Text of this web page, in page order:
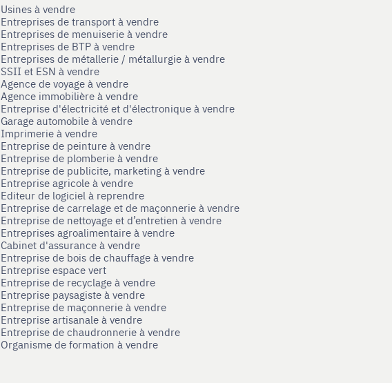
Usines à vendre
Entreprises de transport à vendre
Entreprises de menuiserie à vendre
Entreprises de BTP à vendre
Entreprises de métallerie / métallurgie à vendre
SSII et ESN à vendre
Agence de voyage à vendre
Agence immobilière à vendre
Entreprise d'électricité et d'électronique à vendre
Garage automobile à vendre
Imprimerie à vendre
Entreprise de peinture à vendre
Entreprise de plomberie à vendre
Entreprise de publicite, marketing à vendre
Entreprise agricole à vendre
Editeur de logiciel à reprendre
Entreprise de carrelage et de maçonnerie à vendre
Entreprise de nettoyage et d’entretien à vendre
Entreprises agroalimentaire à vendre
Cabinet d'assurance à vendre
Entreprise de bois de chauffage à vendre
Entreprise espace vert
Entreprise de recyclage à vendre
Entreprise paysagiste à vendre
Entreprise de maçonnerie à vendre
Entreprise artisanale à vendre
Entreprise de chaudronnerie à vendre
Organisme de formation à vendre